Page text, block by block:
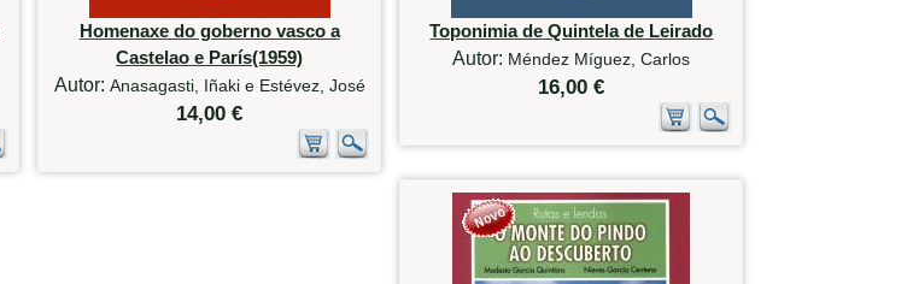
Homenaxe do goberno vasco a
Castelao e París(1959)
Autor: Anasagasti, Iñaki e Estévez, José
14,00 €
Toponimia de Quintela de Leirado
Autor: Méndez Míguez, Carlos
16,00 €